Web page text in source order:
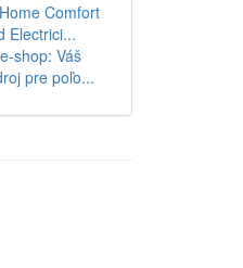
Comfort
Electrici...
shop: Váš
pre poľo...